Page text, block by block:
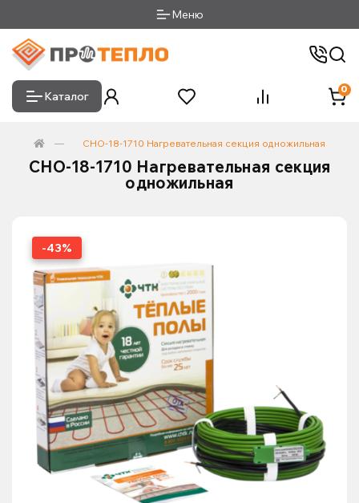
Меню
Каталог
0
СНО-18-1710 Нагревательная секция одножильная
СНО-18-1710 Нагревательная секция
одножильная
-43%